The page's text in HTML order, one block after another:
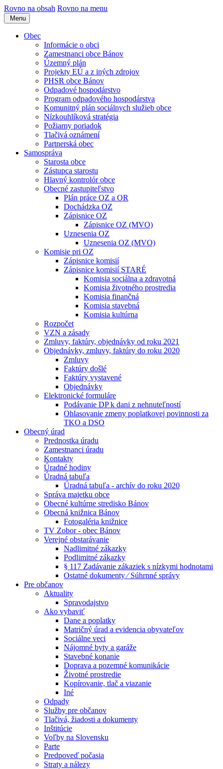
Rovno na obsah Rovno na menu
Menu
Obec
Informácie o obci
Zamestnanci obce Bánov
Územný plán
Projekty EÚ a z iných zdrojov
PHSR obce Bánov
Odpadové hospodárstvo
Program odpadového hospodárstva
Komunitný plán sociálnych služieb obce
Nízkouhlíková stratégia
Požiarny poriadok
Tlačivá oznámení
Partnerská obec
Samospráva
Starosta obce
Zástupca starostu
Hlavný kontrolór obce
Obecné zastupiteľstvo
Plán práce OZ a OR
Dochádzka OZ
Zápisnice OZ
Zápisnice OZ (MVO)
Uznesenia OZ
Uznesenia OZ (MVO)
Komisie pri OZ
Zápisnice komisií
Zápisnice komisií STARÉ
Komisia sociálna a zdravotná
Komisia životného prostredia
Komisia finančná
Komisia stavebná
Komisia kultúrna
Rozpočet
VZN a zásady
Zmluvy, faktúry, objednávky od roku 2021
Objednávky, zmluvy, faktúry do roku 2020
Zmluvy
Faktúry došlé
Faktúry vystavené
Objednávky
Elektronické formuláre
Podávanie DP k dani z nehnuteľností
Ohlasovanie zmeny poplatkovej povinnosti za
TKO a DSO
Obecný úrad
Prednostka úradu
Zamestnanci úradu
Kontakty
Úradné hodiny
Úradná tabuľa
Úradná tabuľa - archív do roku 2020
Správa majetku obce
Obecné kultúrne stredisko Bánov
Obecná knižnica Bánov
Fotogaléria knižnice
TV Zobor - obec Bánov
Verejné obstarávanie
Nadlimitné zákazky
Podlimitné zákazky
§ 117 Zadávanie zákaziek s nízkymi hodnotami
Ostatné dokumenty ⁄ Súhrnné správy
Pre občanov
Aktuality
Spravodajstvo
Ako vybaviť
Dane a poplatky
Matričný úrad a evidencia obyvateľov
Sociálne veci
Nájomné byty a garáže
Stavebné konanie
Doprava a pozemné komunikácie
Životné prostredie
Kopírovanie, tlač a viazanie
Iné
Odpady
Služby pre občanov
Tlačivá, žiadosti a dokumenty
Inštitúcie
Voľby na Slovensku
Parte
Predpoveď počasia
Straty a nálezy